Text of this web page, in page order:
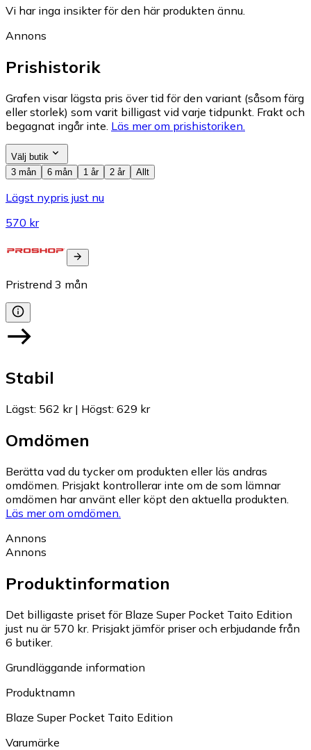
Vi har inga insikter för den här produkten ännu.
Annons
Prishistorik
Grafen visar lägsta pris över tid för den variant (såsom färg
eller storlek) som varit billigast vid varje tidpunkt. Frakt och
begagnat ingår inte. Läs mer om prishistoriken.
Välj butik
3 mån
6 mån 1 år 2 år Allt
Lägst nypris just nu
570 kr
Pristrend 3 mån
Stabil
Lägst: 562 kr| Högst: 629 kr
Omdömen
Berätta vad du tycker om produkten eller läs andras
omdömen. Prisjakt kontrollerar inte om de som lämnar
omdömen har använt eller köpt den aktuella produkten.
Läs mer om omdömen.
Annons
Annons
Produktinformation
Det billigaste priset för Blaze Super Pocket Taito Edition
just nu är 570 kr. Prisjakt jämför priser och erbjudande från
6 butiker.
Grundläggande information
Produktnamn
Blaze Super Pocket Taito Edition
Varumärke